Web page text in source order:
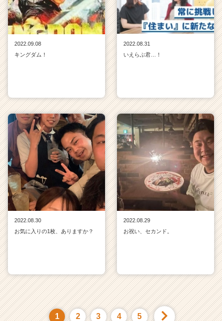
2022.09.08
キングダム！
2022.08.31
いえらぶ君…！
2022.08.30
お気に入りの1枚、ありますか？
2022.08.29
お祝い、セカンド。
1 2 3 4 5